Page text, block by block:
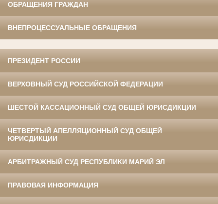
ОБРАЩЕНИЯ ГРАЖДАН
ВНЕПРОЦЕССУАЛЬНЫЕ ОБРАЩЕНИЯ
ПРЕЗИДЕНТ РОССИИ
ВЕРХОВНЫЙ СУД РОССИЙСКОЙ ФЕДЕРАЦИИ
ШЕСТОЙ КАССАЦИОННЫЙ СУД ОБЩЕЙ ЮРИСДИКЦИИ
ЧЕТВЕРТЫЙ АПЕЛЛЯЦИОННЫЙ СУД ОБЩЕЙ
ЮРИСДИКЦИИ
АРБИТРАЖНЫЙ СУД РЕСПУБЛИКИ МАРИЙ ЭЛ
ПРАВОВАЯ ИНФОРМАЦИЯ